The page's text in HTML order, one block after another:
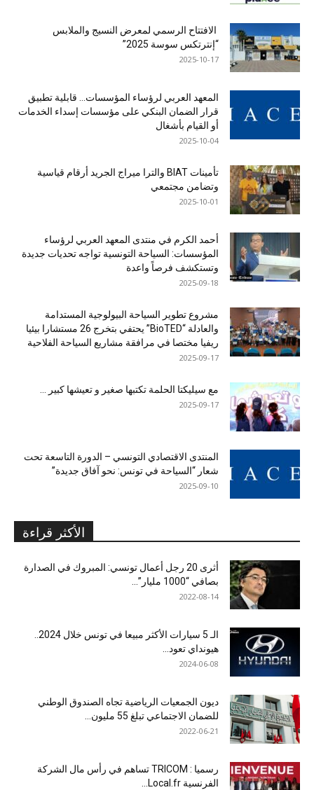
الافتتاح الرسمي لمعرض النسيج والملابس
“إنترتكس سوسة 2025”
2025-10-17
المعهد العربي لرؤساء المؤسسات… قابلية تطبيق
قرار الضمان البنكي على مؤسسات إسداء الخدمات
أو القيام بأشغال
2025-10-04
تأمينات BIAT والترا ميراج الجريد أرقام قياسية
وتضامن مجتمعي
2025-10-01
أحمد الكرم في منتدى المعهد العربي لرؤساء
المؤسسات: السياحة التونسية تواجه تحديات جديدة
وتستكشف فرصاً واعدة
2025-09-18
مشروع تطوير السياحة البيولوجية المستدامة
والعادلة “BioTED” يحتفي بتخرج 26 مستشارا بيئيا
ريفيا مختصا في مرافقة مشاريع السياحة الفلاحية
2025-09-17
مع سيليكتا الحلمة تكتبها صغير و تعيشها كبير …
2025-09-17
المنتدى الاقتصادي التونسي – الدورة التاسعة تحت
شعار “السياحة في تونس: نحو آفاق جديدة”
2025-09-10
الأكثر قراءة
أثرى 20 رجل أعمال تونسي: المبروك في الصدارة
بصافي “1000 مليار”...
2022-08-14
الـ 5 سيارات الأكثر مبيعا في تونس خلال 2024..
هيونداي تعود...
2024-06-08
ديون الجمعيات الرياضية تجاه الصندوق الوطني
للضمان الاجتماعي تبلغ 55 مليون...
2022-06-21
رسميا : TRICOM تساهم في رأس مال الشركة
الفرنسية Local.fr...